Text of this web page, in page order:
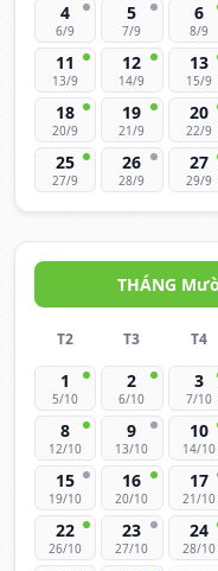
4
6/9
5
7/9
6
8/9
11
13/9
12
14/9
13
15/9
18
20/9
19
21/9
20
22/9
25
27/9
26
28/9
27
29/9
THÁNG
T2 T3 T4
1
5/10
2
6/10
3
7/10
8
12/10
9
13/10
10
14/10
15
19/10
16
20/10
17
21/10
22
26/10
23
27/10
24
28/10